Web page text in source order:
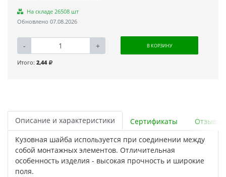
На складе 26508 шт
Обновлено 07.08.2026
- + В КОРЗИНУ
Итого: 2,44
Описание и характеристики Сертификаты
Отзывы
Кузовная шайба используется при соединении между
собой монтажных элементов. Отличительная
особенность изделия - высокая прочность и широкие
поля.